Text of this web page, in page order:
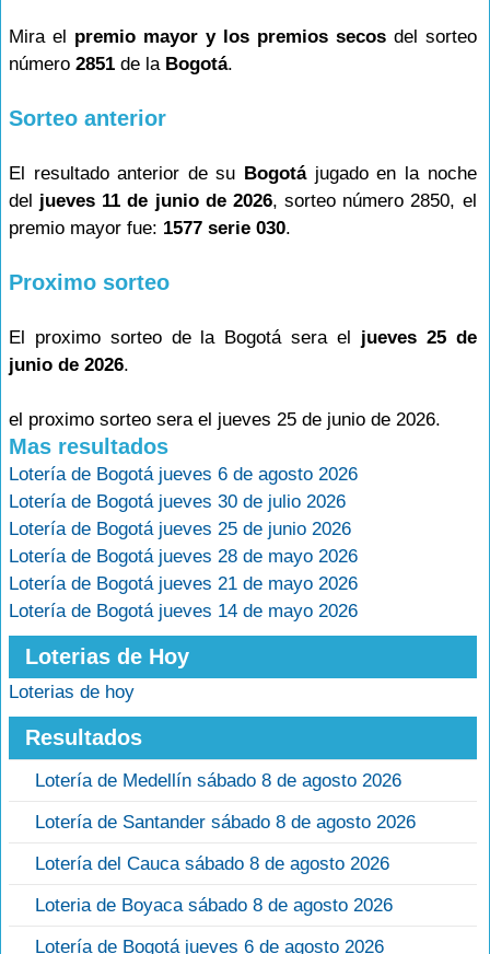
Mira el premio mayor y los premios secosdel sorteo
número 2851 de la Bogotá.
Sorteo anterior
El resultado anterior de su Bogotájugado en la noche
del jueves 11 de junio de 2026, sorteo número 2850, el
premio mayor fue: 1577 serie 030.
Proximo sorteo
El proximo sorteo de la Bogotá sera el jueves 25 de
junio de 2026.
el proximo sorteo sera el jueves 25 de junio de 2026.
Mas resultados
Lotería de Bogotá jueves 6 de agosto 2026
Lotería de Bogotá jueves 30 de julio 2026
Lotería de Bogotá jueves 25 de junio 2026
Lotería de Bogotá jueves 28 de mayo 2026
Lotería de Bogotá jueves 21 de mayo 2026
Lotería de Bogotá jueves 14 de mayo 2026
Loterias de Hoy
Loterias de hoy
Resultados
Lotería de Medellín sábado 8 de agosto 2026
Lotería de Santander sábado 8 de agosto 2026
Lotería del Cauca sábado 8 de agosto 2026
Loteria de Boyaca sábado 8 de agosto 2026
Lotería de Bogotá jueves 6 de agosto 2026